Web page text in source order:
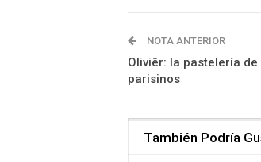
NOTA ANTERIOR
Oliviêr: la pastelería
parisinos
También Podría